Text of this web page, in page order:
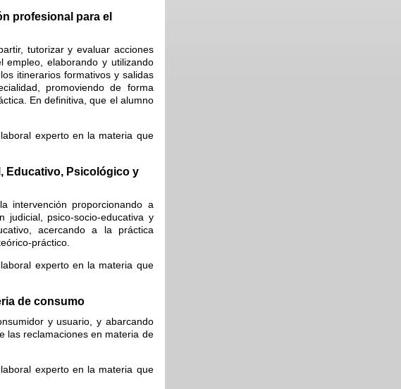
profesional para el
tutorizar y evaluar acciones
empleo, elaborando y utilizando
itinerarios formativos y salidas
promoviendo de forma
En definitiva, que el alumno
experto en la materia que
Educativo, Psicológico y
intervención proporcionando a
judicial, psico-socio-educativa y
acercando a la práctica
práctico.
experto en la materia que
de consumo
y usuario, y abarcando
las reclamaciones en materia de
experto en la materia que